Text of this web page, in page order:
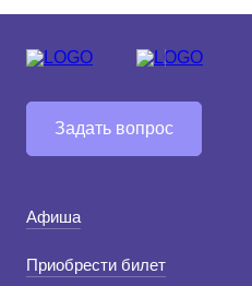
Задать вопрос
Афиша
Приобрести билет